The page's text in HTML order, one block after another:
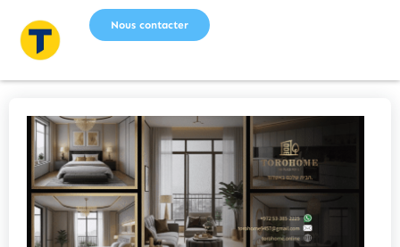
Nous contacter